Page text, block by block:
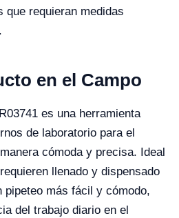
que requieran medidas
en el Campo
es una herramienta
de laboratorio para el
cómoda y precisa. Ideal
llenado y dispensado
pipeteo más fácil y cómodo,
del trabajo diario en el